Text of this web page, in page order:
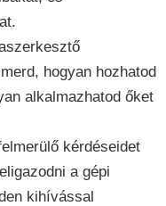
hogyan hozhatod
alkalmazhatod őket
kérdéseidet
a gépi
kihívással